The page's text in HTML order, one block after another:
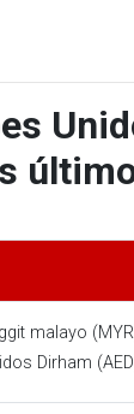
malayo
Dirham